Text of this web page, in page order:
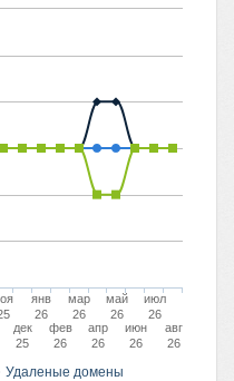
Удаленые домены
дек
25
янв
26
фев
26
мар
26
апр
26
май
26
июн
26
июл
26
авг
26